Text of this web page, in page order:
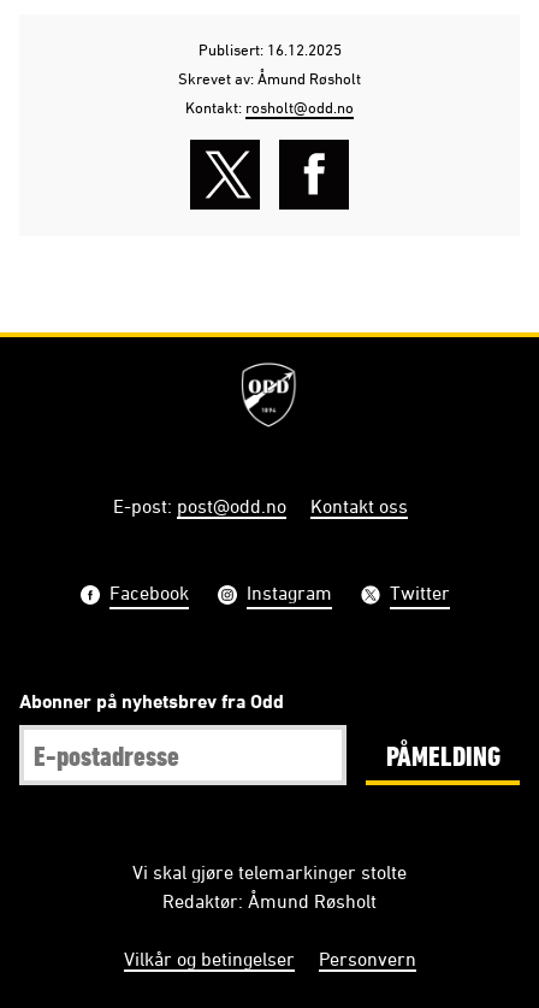
Publisert: 16.12.2025
Skrevet av: Åmund Røsholt
Kontakt: rosholt@odd.no
E-post: post@odd.no Kontakt oss
Facebook Instagram Twitter
Abonner på nyhetsbrev fra Odd
PÅMELDING
Vi skal gjøre telemarkinger stolte
Redaktør: Åmund Røsholt
Vilkår og betingelser Personvern